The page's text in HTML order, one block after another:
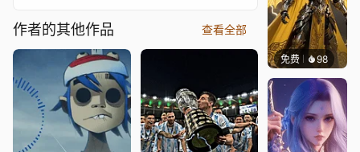
作者的其他作品 查看全部
免费 98 渔小小